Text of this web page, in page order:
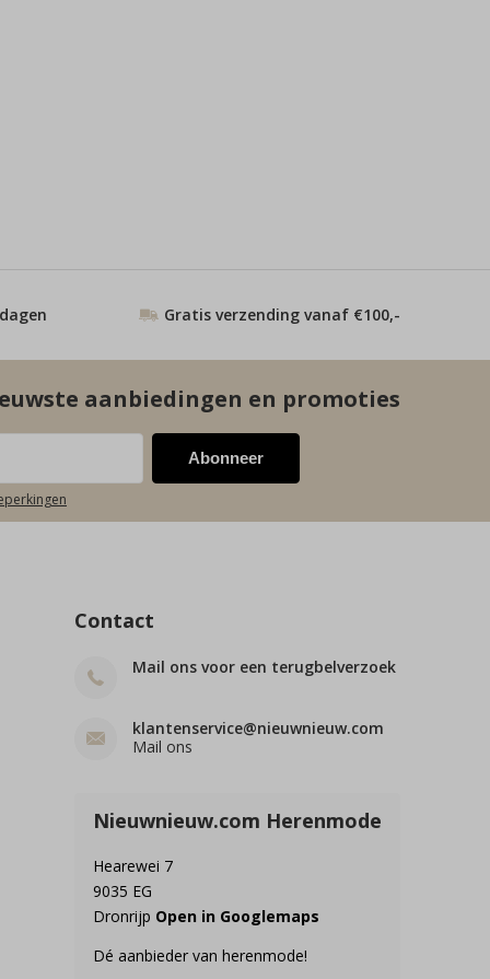
Gratis verzending vanaf €100,-
aanbiedingen en promoties
Abonneer
Contact
Mail ons voor een terugbelverzoek
klantenservice@nieuwnieuw.com
Mail ons
Nieuwnieuw.com Herenmode
Hearewei 7
9035 EG
Dronrijp Open in Googlemaps
Dé aanbieder van herenmode!